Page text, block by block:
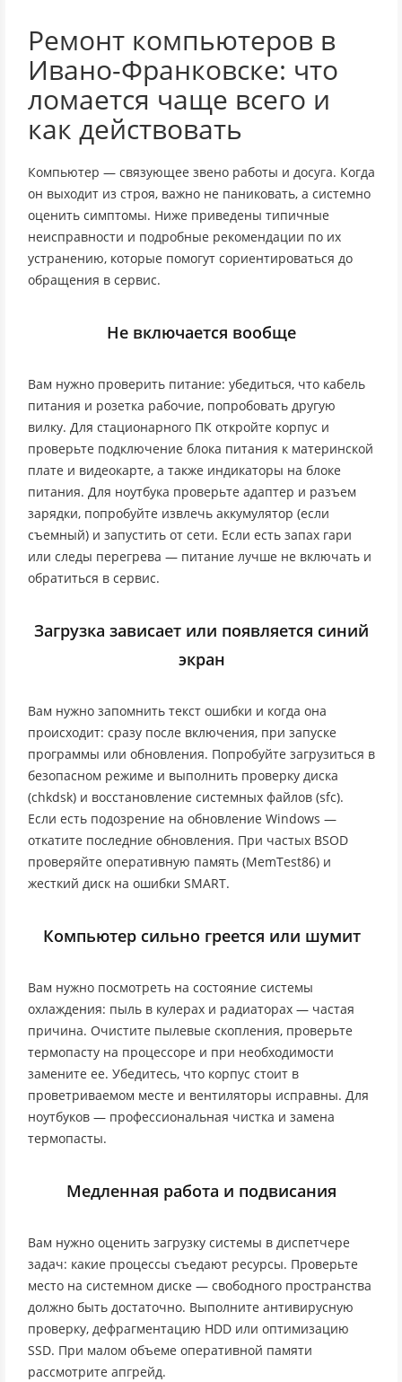
Ремонт компьютеров в
Ивано-Франковске: что
ломается чаще всего и
как действовать
Компьютер — связующее звено работы и досуга. Когда
он выходит из строя, важно не паниковать, а системно
оценить симптомы. Ниже приведены типичные
неисправности и подробные рекомендации по их
устранению, которые помогут сориентироваться до
обращения в сервис.
Не включается вообще
Вам нужно проверить питание: убедиться, что кабель
питания и розетка рабочие, попробовать другую
вилку. Для стационарного ПК откройте корпус и
проверьте подключение блока питания к материнской
плате и видеокарте, а также индикаторы на блоке
питания. Для ноутбука проверьте адаптер и разъем
зарядки, попробуйте извлечь аккумулятор (если
съемный) и запустить от сети. Если есть запах гари
или следы перегрева — питание лучше не включать и
обратиться в сервис.
Загрузка зависает или появляется синий
экран
Вам нужно запомнить текст ошибки и когда она
происходит: сразу после включения, при запуске
программы или обновления. Попробуйте загрузиться в
безопасном режиме и выполнить проверку диска
(chkdsk) и восстановление системных файлов (sfc).
Если есть подозрение на обновление Windows —
откатите последние обновления. При частых BSOD
проверяйте оперативную память (MemTest86) и
жесткий диск на ошибки SMART.
Компьютер сильно греется или шумит
Вам нужно посмотреть на состояние системы
охлаждения: пыль в кулерах и радиаторах — частая
причина. Очистите пылевые скопления, проверьте
термопасту на процессоре и при необходимости
замените ее. Убедитесь, что корпус стоит в
проветриваемом месте и вентиляторы исправны. Для
ноутбуков — профессиональная чистка и замена
термопасты.
Медленная работа и подвисания
Вам нужно оценить загрузку системы в диспетчере
задач: какие процессы съедают ресурсы. Проверьте
место на системном диске — свободного пространства
должно быть достаточно. Выполните антивирусную
проверку, дефрагментацию HDD или оптимизацию
SSD. При малом объеме оперативной памяти
рассмотрите апгрейд.